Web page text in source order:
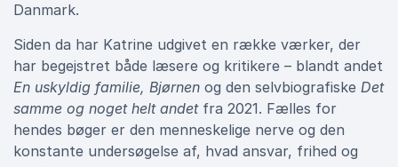
Danmark.
Siden da har Katrine udgivet en række værker, der
har begejstret både læsere og kritikere – blandt andet
En uskyldig familie, Bjørnen og den selvbiografiske Det
samme og noget helt andetfra 2021. Fælles for
hendes bøger er den menneskelige nerve og den
konstante undersøgelse af, hvad ansvar, frihed og